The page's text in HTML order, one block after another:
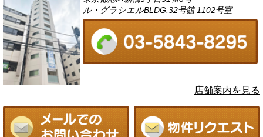
ル・グラシエルBLDG.32号館 1102号室
店舗案内を見る